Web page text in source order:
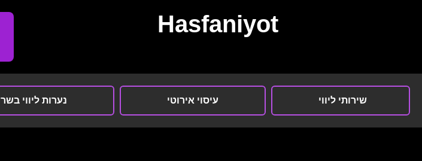
Hasfaniyot
נערות ליווי עיסוי אירוטי שירותי ליווי